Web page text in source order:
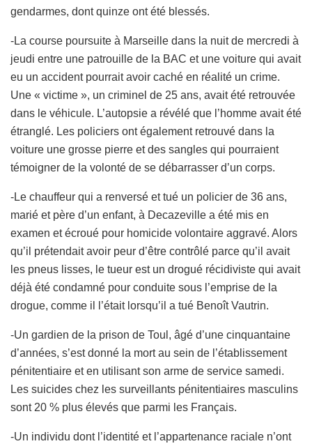
gendarmes, dont quinze ont été blessés.
-La course poursuite à Marseille dans la nuit de mercredi à
jeudi entre une patrouille de la BAC et une voiture qui avait
eu un accident pourrait avoir caché en réalité un crime.
Une « victime », un criminel de 25 ans, avait été retrouvée
dans le véhicule. L’autopsie a révélé que l’homme avait été
étranglé. Les policiers ont également retrouvé dans la
voiture une grosse pierre et des sangles qui pourraient
témoigner de la volonté de se débarrasser d’un corps.
-Le chauffeur qui a renversé et tué un policier de 36 ans,
marié et père d’un enfant, à Decazeville a été mis en
examen et écroué pour homicide volontaire aggravé. Alors
qu’il prétendait avoir peur d’être contrôlé parce qu’il avait
les pneus lisses, le tueur est un drogué récidiviste qui avait
déjà été condamné pour conduite sous l’emprise de la
drogue, comme il l’était lorsqu’il a tué Benoît Vautrin.
-Un gardien de la prison de Toul, âgé d’une cinquantaine
d’années, s’est donné la mort au sein de l’établissement
pénitentiaire et en utilisant son arme de service samedi.
Les suicides chez les surveillants pénitentiaires masculins
sont 20 % plus élevés que parmi les Français.
-Un individu dont l’identité et l’appartenance raciale n’ont